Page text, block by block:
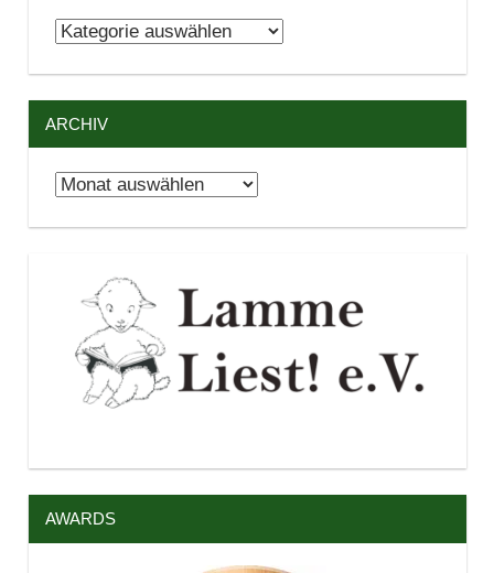
Kategorien
ARCHIV
Archiv
AWARDS